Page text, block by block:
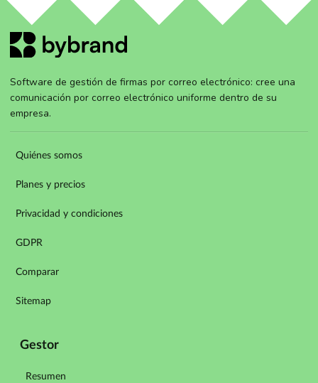
Software de gestión de firmas por correo electrónico: cree una
comunicación por correo electrónico uniforme dentro de su
empresa.
Quiénes somos
Planes y precios
Privacidad y condiciones
GDPR
Comparar
Sitemap
Gestor
Resumen